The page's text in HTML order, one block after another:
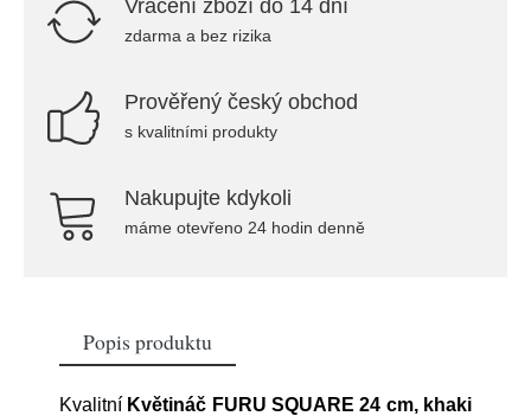
Vrácení zboží do 14 dní
zdarma a bez rizika
Prověřený český obchod
s kvalitními produkty
Nakupujte kdykoli
máme otevřeno 24 hodin denně
Popis produktu
Kvalitní Květináč FURU SQUARE 24 cm, khaki